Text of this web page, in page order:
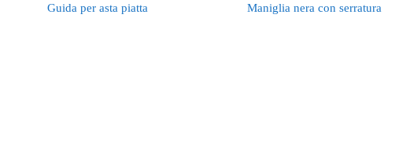
Guida per asta piatta Maniglia nera con serratura